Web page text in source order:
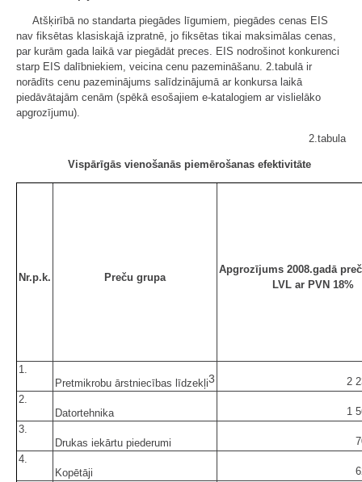
Atšķirībā no standarta piegādes līgumiem, piegādes cenas EIS
nav fiksētas klasiskajā izpratnē, jo fiksētas tikai maksimālas cenas,
par kurām gada laikā var piegādāt preces. EIS nodrošinot konkurenci
starp EIS dalībniekiem, veicina cenu pazemināšanu. 2.tabulā ir
norādīts cenu pazeminājums salīdzinājumā ar konkursa laikā
piedāvātajām cenām (spēkā esošajiem e-katalogiem ar vislielāko
apgrozījumu).
2.tabula
Vispārīgās vienošanās piemērošanas efektivitāte
Nr.p.k. Preču grupa
Apgrozījums 2008.gadā
LVL ar PVN 18%
1.
Pretmikrobu ārstniecības līdzekļi3
2
2.
Datortehnika
1
3.
Drukas iekārtu piederumi
4.
Kopētāji